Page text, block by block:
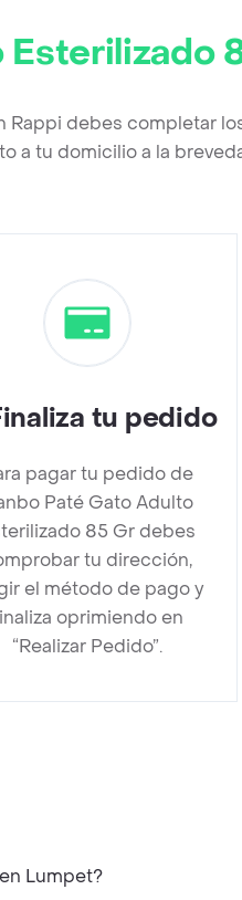
Rappi debes completar
a tu domicilio a la
tu pedido
pagar tu pedido de
Paté Gato Adulto
85 Gr debes
tu dirección,
el método de pago y
oprimiendo en
“Realizar Pedido”.
Lumpet?